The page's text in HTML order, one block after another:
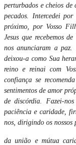
perturbados e cheios de
pecados. Intercedei
próximo, por Vosso
Jesus que recebemos
nos anunciaram a paz.
deixou-a como Sua
reino e reinai com
confiança se
sentimentos de amor
de discórdia. Fazei-
paciência e caridade,
nos, dirigindo os nossos
da união e mútua